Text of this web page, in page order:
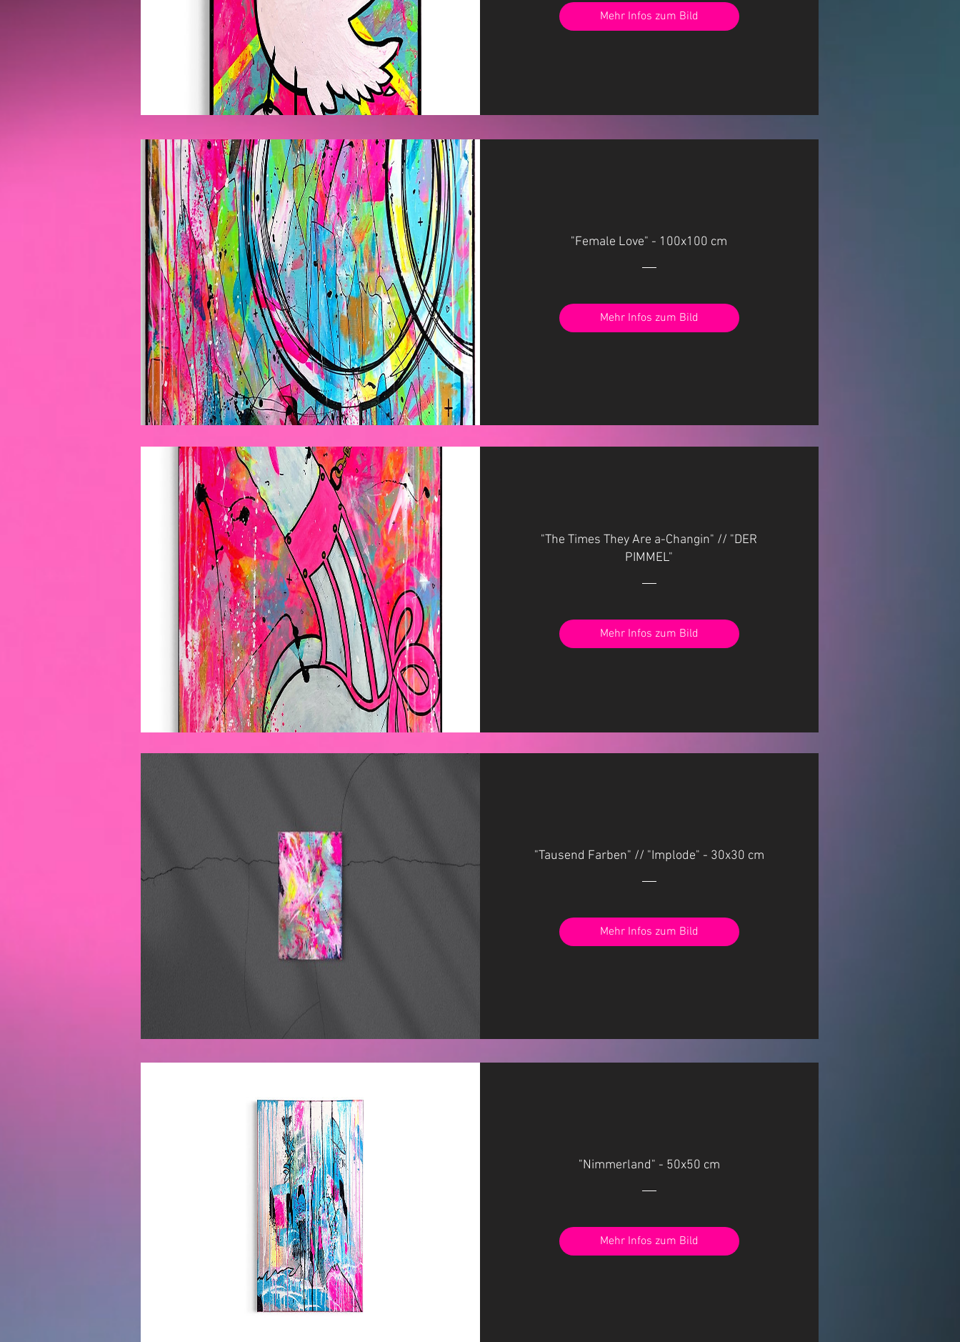
Mehr Infos zum Bild
"Female Love" - 100x100 cm
Mehr Infos zum Bild
"The Times They Are a-Changin" // "DER
PIMMEL"
Mehr Infos zum Bild
"Tausend Farben" // "Implode" - 30x30 cm
Mehr Infos zum Bild
"Nimmerland" - 50x50 cm
Mehr Infos zum Bild